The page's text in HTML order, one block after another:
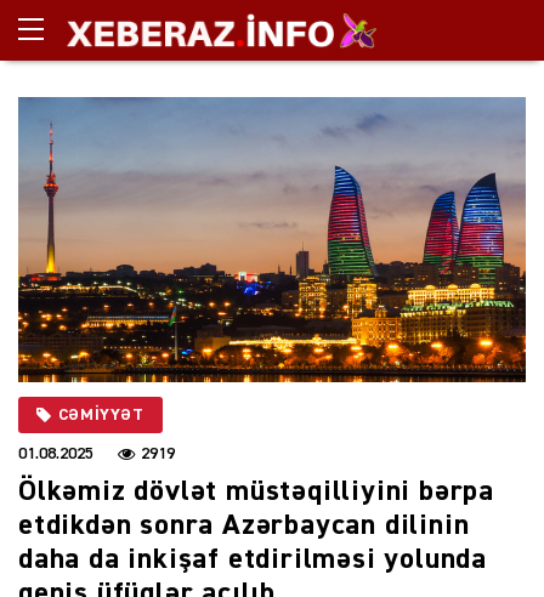
CƏMIYYƏT
01.08.2025 2919
Ölkəmiz dövlət müstəqilliyini bərpa
etdikdən sonra Azərbaycan dilinin
daha da inkişaf etdirilməsi yolunda